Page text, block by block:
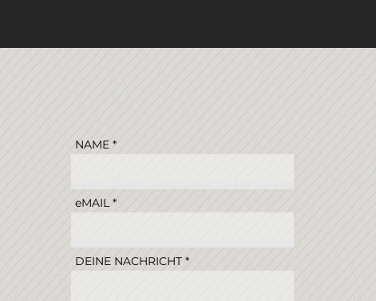
NAME
eMAIL
DEINE NACHRICHT